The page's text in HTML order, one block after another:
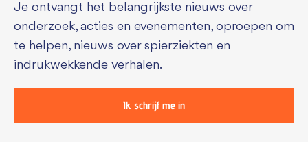
Je ontvangt het belangrijkste nieuws over
onderzoek, acties en evenementen, oproepen om
te helpen, nieuws over spierziekten en
indrukwekkende verhalen.
Ik schrijf me in